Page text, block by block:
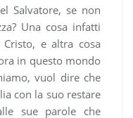
Salvatore, se non
Una cosa infatti
e altra cosa
in questo mondo
vuol dire che
con la suo restare
sue parole che